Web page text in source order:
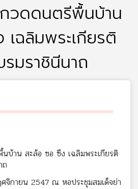
วดดนตรีพื้นบ้าน
ฉลิมพระเกียรติ
มราชินีนาถ
บ้าน สะล้อ ซอ ซึง เฉลิมพระเกียรติ
ถ
จิกายน 2547 ณ หอประชุมสมเด็จย่า